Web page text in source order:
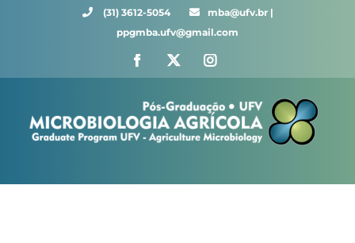
(31) 3612-5054 ⠀⠀
mba@ufv.br |
ppgmba.ufv@gmail.com
Facebook Instagram